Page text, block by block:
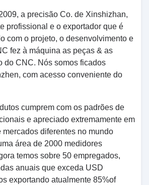
a precisão Co. de Xinshizhan,
profissional e o exportador que é
com o projeto, o desenvolvimento e
fez à máquina as peças & as
do CNC. Nós somos ficados
com acesso conveniente do
cumprem com os padrões de
e apreciado extremamente em
mercados diferentes no mundo
área de 2000 medidores
temos sobre 50 empregados,
anuais que exceda USD
exportando atualmente 85%of